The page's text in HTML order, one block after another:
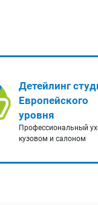
Детейлинг
Европейского
уровня
Профессиональный
кузовом и салоном